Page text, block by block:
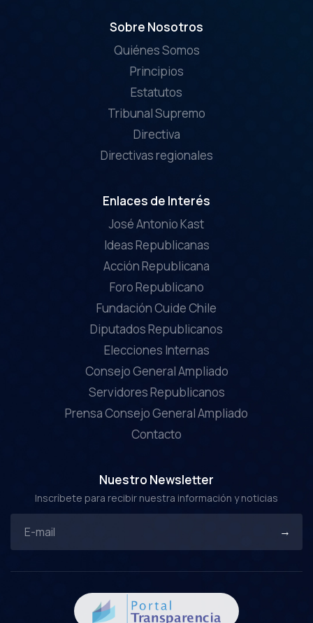
Sobre Nosotros
Quiénes Somos
Principios
Estatutos
Tribunal Supremo
Directiva
Directivas regionales
Enlaces de Interés
José Antonio Kast
Ideas Republicanas
Acción Republicana
Foro Republicano
Fundación Cuide Chile
Diputados Republicanos
Elecciones Internas
Consejo General Ampliado
Servidores Republicanos
Prensa Consejo General Ampliado
Contacto
Nuestro Newsletter
Inscríbete para recibir nuestra información y noticias